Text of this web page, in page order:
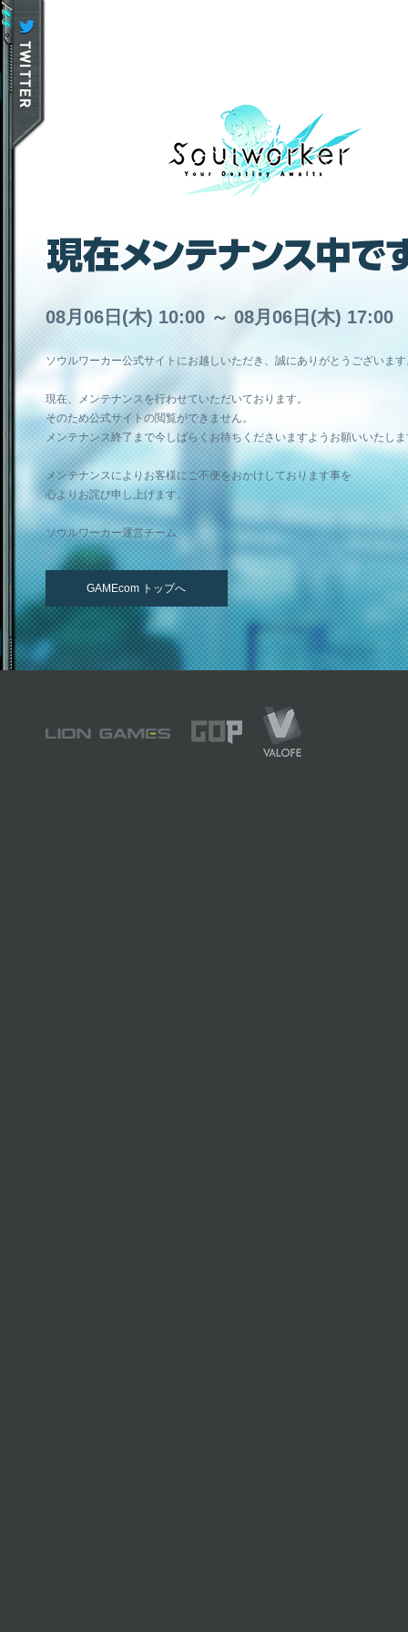
08月06日(木) 10:00 ～ 08月06日(木) 17:00
ソウルワーカー公式サイトにお越しいただき、誠にありがとうございま
現在、メンテナンスを行わせていただいております。
そのため公式サイトの閲覧ができません。
メンテナンス終了まで今しばらくお待ちくださいますようお願いいたし
メンテナンスによりお客様にご不便をおかけしております事を
心よりお詫び申し上げます。
ソウルワーカー運営チーム
GAMEcom トップへ